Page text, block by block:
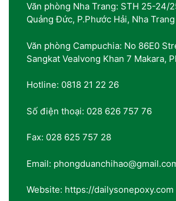
Văn phòng Nha Trang: STH 25-24/
Quảng Đức, P.Phước Hải, Nha Trang
Văn phòng Campuchia: No 86E0
Sangkat Vealvong Khan 7 Makara,
Hotline: 0818 21 22 26
Số điện thoại: 028 626 757 76
Fax: 028 625 757 28
Email:
Website: https://dailysonepoxy.com